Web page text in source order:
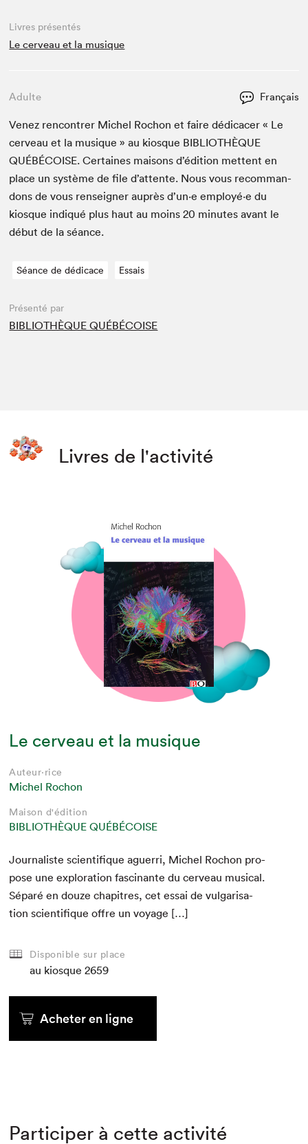
Livres présentés
Le cerveau et la musique
Adulte Français
Venez ren­con­tr­er Michel Rochon et faire dédi­cac­er « Le
cerveau et la musique » au kiosque BIB­LIO­THÈQUE
QUÉBÉ­COISE. Cer­taines maisons d’édi­tion met­tent en
place un sys­tème de file d’at­tente. Nous vous recom­man­
dons de vous ren­seign­er auprès d’un·e employé·e du
kiosque indiqué plus haut au moins20 min­utes avant le
début de la séance.
Séance de dédicace Essais
Présenté par
BIBLIOTHÈQUE QUÉBÉCOISE
Livres de l'activité
Le cerveau et la musique
Auteur·rice
Michel Rochon
Maison d'édition
BIBLIOTHÈQUE QUÉBÉCOISE
Jour­nal­iste sci­en­tifique aguer­ri, Michel Rochon pro­
pose une explo­ration fasci­nante du cerveau musi­cal.
Séparé en douze chapitres, cet essai de vul­gar­i­sa­
tion sci­en­tifique offre un voyage […]
Disponible sur place
au kiosque 2659
Acheter en ligne
Participer à cette activité